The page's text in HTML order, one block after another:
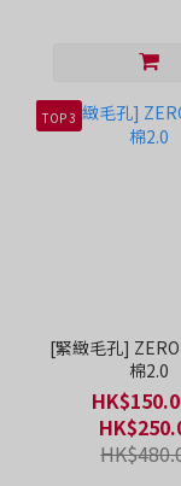
TOP 3
[緊緻毛孔]
棉2.0